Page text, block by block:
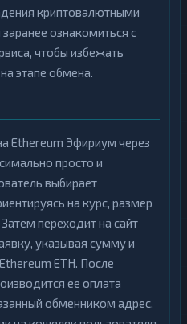
криптовалютными
ознакомиться с
чтобы избежать
этапе обмена.
Ethereum Эфириум через
просто и
выбирает
на курс, размер
переходит на сайт
указывая сумму и
ETH. После
ее оплата
обменником адрес,